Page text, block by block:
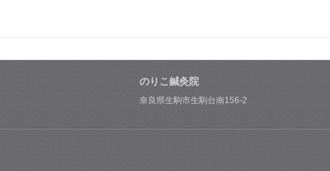
のりこ鍼灸院
奈良県生駒市生駒台南156-2